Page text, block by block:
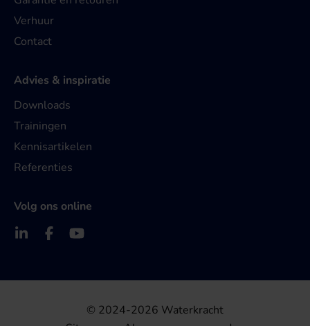
Verhuur
Contact
Advies & inspiratie
Downloads
Trainingen
Kennisartikelen
Referenties
Volg ons online
© 2024-2026 Waterkracht